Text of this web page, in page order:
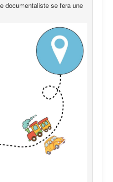
documentaliste se fera une